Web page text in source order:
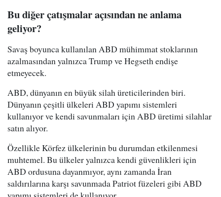
Bu diğer çatışmalar açısından ne anlama
geliyor?
Savaş boyunca kullanılan ABD mühimmat stoklarının
azalmasından yalnızca Trump ve Hegseth endişe
etmeyecek.
ABD, dünyanın en büyük silah üreticilerinden biri.
Dünyanın çeşitli ülkeleri ABD yapımı sistemleri
kullanıyor ve kendi savunmaları için ABD üretimi silahlar
satın alıyor.
Özellikle Körfez ülkelerinin bu durumdan etkilenmesi
muhtemel. Bu ülkeler yalnızca kendi güvenlikleri için
ABD ordusuna dayanmıyor, aynı zamanda İran
saldırılarına karşı savunmada Patriot füzeleri gibi ABD